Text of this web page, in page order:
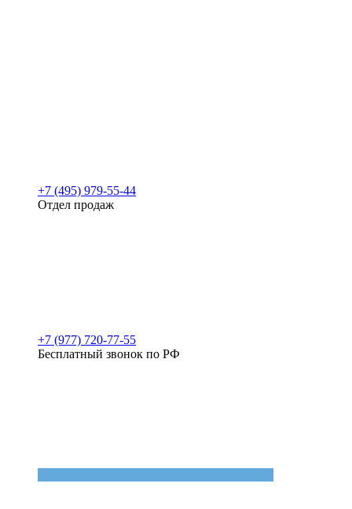
+7 (495) 979-55-44
Отдел продаж
+7 (977) 720-77-55
Бесплатный звонок по РФ